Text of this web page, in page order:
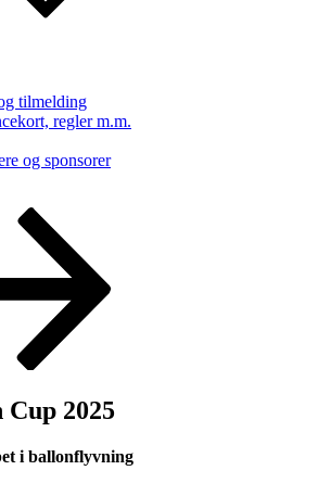
tilmelding
regler m.m.
og sponsorer
2025
i ballonflyvning